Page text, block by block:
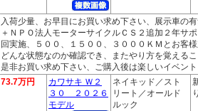
入荷少量、お早目にお買い求め下さい、展示車の
＋ＮＰＯ法人モーターサイクルＣＳ２追加２年サ
回実施、５００、１５００、３０００ＫＭとお客
どんな状態なのか確認でき、またやり方を覚える
是非お買い求め下さい、ご購入後は楽しいイベン
73.7万円
カワサキ Ｗ２
３０ ２０２６
モデル
ネイキッド／スト
リート／オールド
ルック